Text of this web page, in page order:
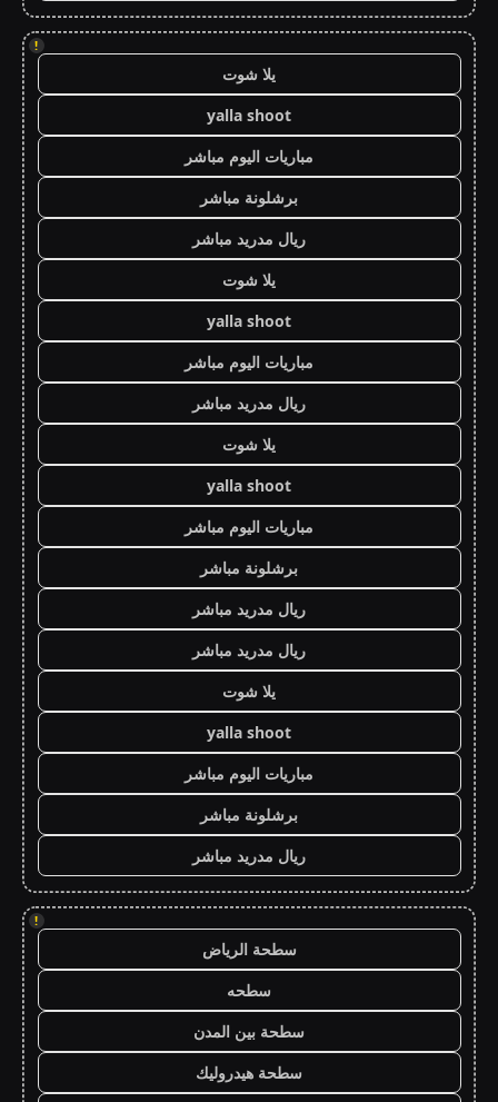
!
يلا شوت
yalla shoot
مباريات اليوم مباشر
برشلونة مباشر
ريال مدريد مباشر
يلا شوت
yalla shoot
مباريات اليوم مباشر
ريال مدريد مباشر
يلا شوت
yalla shoot
مباريات اليوم مباشر
برشلونة مباشر
ريال مدريد مباشر
ريال مدريد مباشر
يلا شوت
yalla shoot
مباريات اليوم مباشر
برشلونة مباشر
ريال مدريد مباشر
!
سطحة الرياض
سطحه
سطحة بين المدن
سطحة هيدروليك